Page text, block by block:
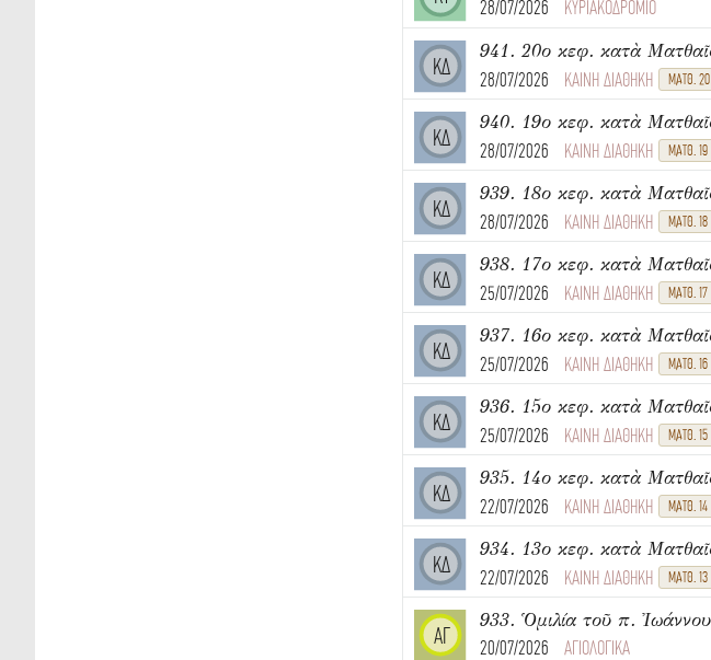
28/07/2026
ΚΥΡΙΑΚΟΔΡΟΜΙΟ
ΚΔ
941. 20ο κεφ. κατὰ
28/07/2026
ΚΑΙΝΗ ΔΙΑΘΗΚΗ ΜΑΤΘ. 20
ΚΔ
940. 19ο κεφ. κατὰ
28/07/2026
ΚΑΙΝΗ ΔΙΑΘΗΚΗ ΜΑΤΘ. 19
ΚΔ
939. 18ο κεφ. κατὰ
28/07/2026
ΚΑΙΝΗ ΔΙΑΘΗΚΗ ΜΑΤΘ. 18
ΚΔ
938. 17ο κεφ. κατὰ
25/07/2026
ΚΑΙΝΗ ΔΙΑΘΗΚΗ ΜΑΤΘ. 17
ΚΔ
937. 16ο κεφ. κατὰ
25/07/2026
ΚΑΙΝΗ ΔΙΑΘΗΚΗ ΜΑΤΘ. 16
ΚΔ
936. 15ο κεφ. κατὰ
25/07/2026
ΚΑΙΝΗ ΔΙΑΘΗΚΗ ΜΑΤΘ. 15
ΚΔ
935. 14ο κεφ. κατὰ
22/07/2026
ΚΑΙΝΗ ΔΙΑΘΗΚΗ ΜΑΤΘ. 14
ΚΔ
934. 13ο κεφ. κατὰ
22/07/2026
ΚΑΙΝΗ ΔΙΑΘΗΚΗ ΜΑΤΘ. 13
ΑΓ
933. Ὁμιλία τοῦ π.
20/07/2026
ΑΓΙΟΛΟΓΙΚΑ